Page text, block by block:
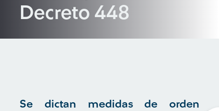
Decreto 448
Se dictan medidas de orden